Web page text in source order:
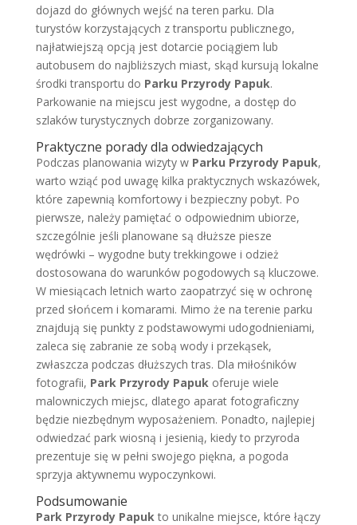
dojazd do głównych wejść na teren parku. Dla
turystów korzystających z transportu publicznego,
najłatwiejszą opcją jest dotarcie pociągiem lub
autobusem do najbliższych miast, skąd kursują lokalne
środki transportu do Parku Przyrody Papuk.
Parkowanie na miejscu jest wygodne, a dostęp do
szlaków turystycznych dobrze zorganizowany.
Praktyczne porady dla odwiedzających
Podczas planowania wizyty w Parku Przyrody Papuk,
warto wziąć pod uwagę kilka praktycznych wskazówek,
które zapewnią komfortowy i bezpieczny pobyt. Po
pierwsze, należy pamiętać o odpowiednim ubiorze,
szczególnie jeśli planowane są dłuższe piesze
wędrówki – wygodne buty trekkingowe i odzież
dostosowana do warunków pogodowych są kluczowe.
W miesiącach letnich warto zaopatrzyć się w ochronę
przed słońcem i komarami. Mimo że na terenie parku
znajdują się punkty z podstawowymi udogodnieniami,
zaleca się zabranie ze sobą wody i przekąsek,
zwłaszcza podczas dłuższych tras. Dla miłośników
fotografii, Park Przyrody Papukoferuje wiele
malowniczych miejsc, dlatego aparat fotograficzny
będzie niezbędnym wyposażeniem. Ponadto, najlepiej
odwiedzać park wiosną i jesienią, kiedy to przyroda
prezentuje się w pełni swojego piękna, a pogoda
sprzyja aktywnemu wypoczynkowi.
Podsumowanie
Park Przyrody Papukto unikalne miejsce, które łączy